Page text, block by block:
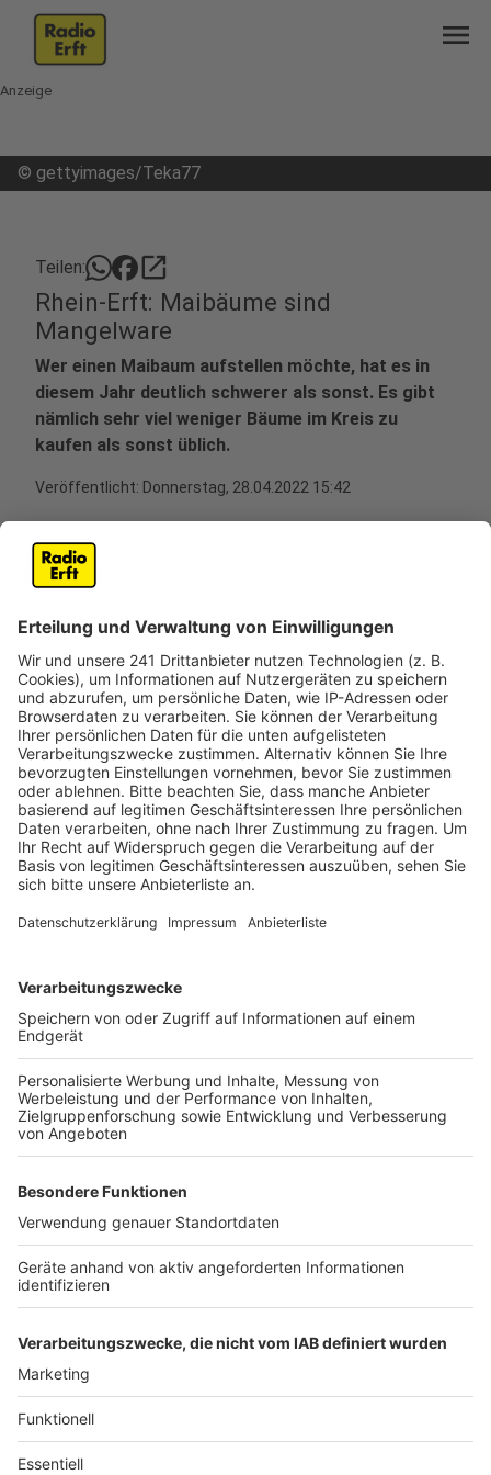
menu
Anzeige
© gettyimages/Teka77
Teilen: open_in_new
Rhein-Erft: Maibäume sind
Mangelware
Wer einen Maibaum aufstellen möchte, hat es in
diesem Jahr deutlich schwerer als sonst. Es gibt
nämlich sehr viel weniger Bäume im Kreis zu
kaufen als sonst üblich.
Veröffentlicht: Donnerstag, 28.04.2022 15:42
Anzeige
Grund dafür ist, dass nach der Trockenheit der letzten
Jahre viele Birken abgestorben sind und jetzt der
aktuelle Bestand geschont werden soll. Nach Angaben
des zuständigen Forstamts tragen Birken außerdem
dazu bei, die großen Kahlflächen wieder zu bewalden
und andere Baumarten zu schützen. Deshalb sollen die
meisten Birken in diesem Jahr nicht als Maibäume
enden.
Anzeige
Maibaum-Verkaufsstellen im Rhein-Erft-Kreis
Forstunternehmen Koll (Weiler Berrenrath 2,
Roozen Blumen und Pflanzen (Kölner Straße 170,
Hürth, 30.04.)
Gut Clarenhof (Gut Clarenhof 5, Frechen,30.04.,
Hofladen Lackstetter (Bellerstraße 92, Hürth,
30.04.)
Forstrevier Kerpen (Walgebiet "Dickbusch",
Kerpen, 30.04., 10-18 Uhr)
Ortsgruppe Bedburg (Wiedenfelder Höhe,
Bergheim, 30.04. 10-19 Uhr)
Anzeige